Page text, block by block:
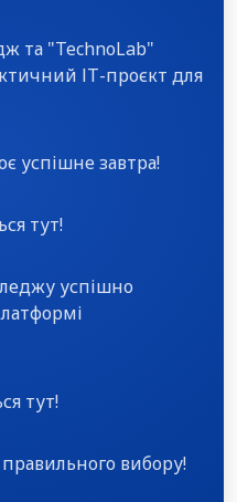
та "TechnoLab"
ІТ-проєкт для
успішне завтра!
тут!
успішно
тут!
вибору!